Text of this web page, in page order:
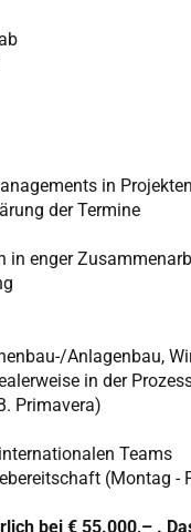
in Projekten
der Termine
enger
Anlagenbau,
in der
Primavera)
Teams
(Montag -
bei € 55.000,– .